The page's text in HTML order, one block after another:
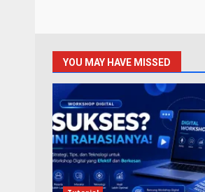
YOU MAY HAVE MISSED